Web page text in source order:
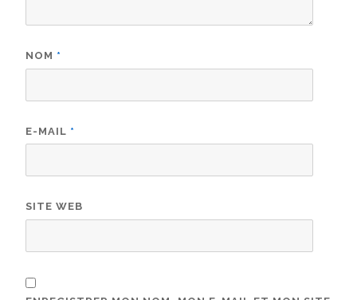
NOM *
E-MAIL *
SITE WEB